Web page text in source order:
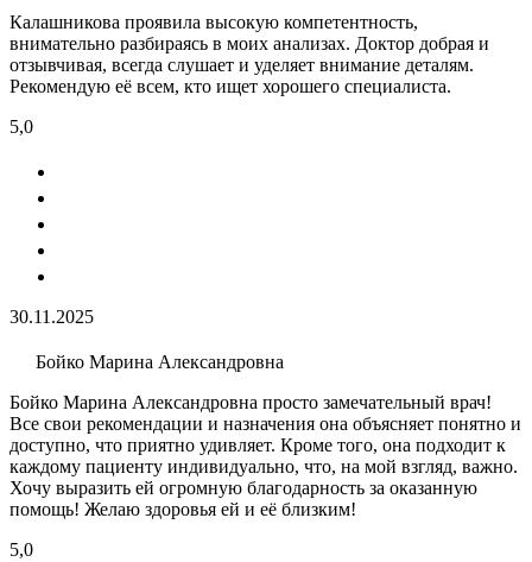
Калашникова проявила высокую компетентность,
внимательно разбираясь в моих анализах. Доктор добрая и
отзывчивая, всегда слушает и уделяет внимание деталям.
Рекомендую её всем, кто ищет хорошего специалиста.
5,0
30.11.2025
Бойко Марина Александровна
Бойко Марина Александровна просто замечательный врач!
Все свои рекомендации и назначения она объясняет понятно и
доступно, что приятно удивляет. Кроме того, она подходит к
каждому пациенту индивидуально, что, на мой взгляд, важно.
Хочу выразить ей огромную благодарность за оказанную
помощь! Желаю здоровья ей и её близким!
5,0